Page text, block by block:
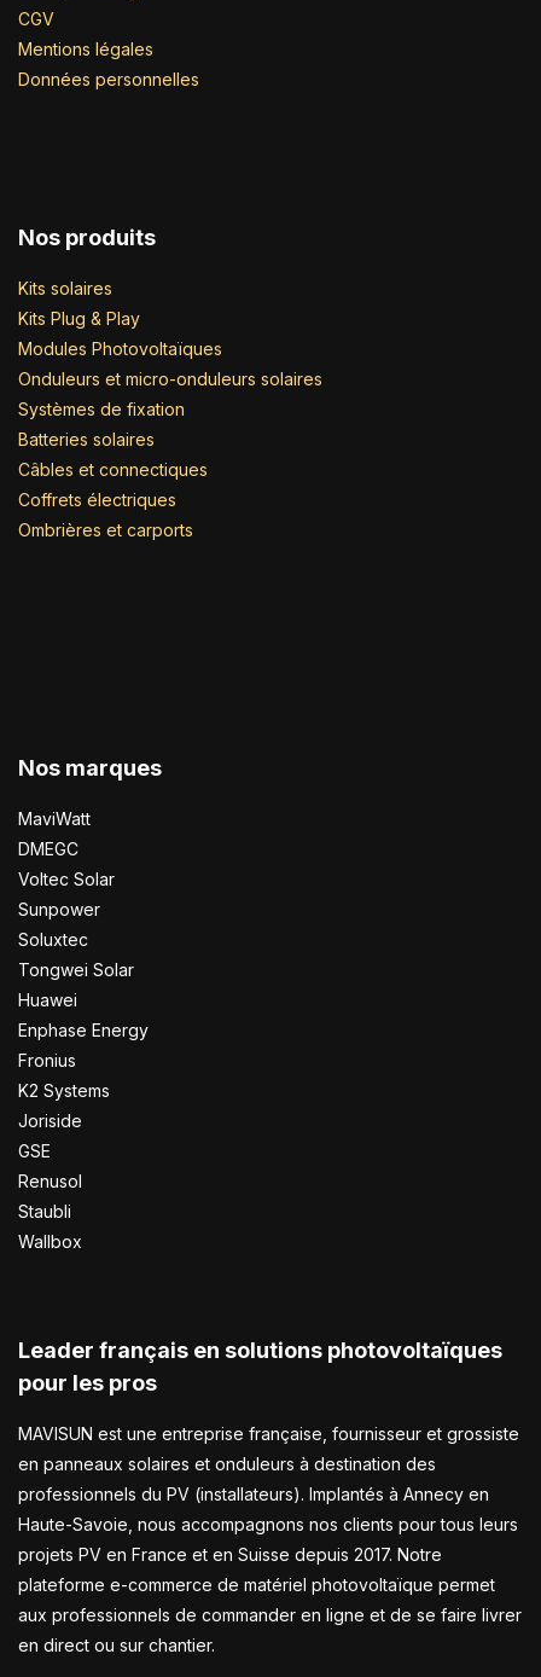
CGV
Mentions légales
Données personnelles
Nos produits
Kits solaires
Kits Plug & Play
Modules Photovoltaïques
Onduleurs et micro-onduleurs solaires
Systèmes de fixation
Batteries solaires
Câbles et connectiques
Coffrets électriques
Ombrières et carports
Nos marques
MaviWatt
DMEGC
Voltec Solar
Sunpower
Soluxtec
Tongwei Solar
Huawei
Enphase Energy
Fronius
K2 Systems
Joriside
GSE
Renusol
Staubli
Wallbox
Leader français en solutions photovoltaïques
pour les pros
MAVISUN est une entreprise française, fournisseur et grossiste
en panneaux solaires et onduleurs à destination des
professionnels du PV (installateurs). Implantés à Annecy en
Haute-Savoie, nous accompagnons nos clients pour tous leurs
projets PV en France et en Suisse depuis 2017. Notre
plateforme e-commerce de matériel photovoltaïque permet
aux professionnels de commander en ligne et de se faire livrer
en direct ou sur chantier.